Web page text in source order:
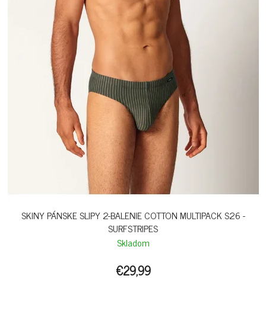
SKINY PÁNSKE SLIPY 2-BALENIE COTTON MULTIPACK S26 -
SURFSTRIPES
Skladom
€29,99